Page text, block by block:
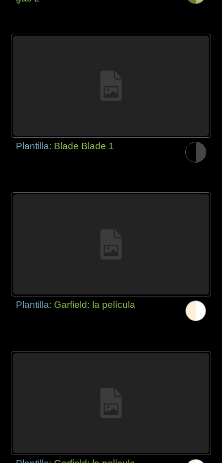
Plantilla: Blade Blade 1
Plantilla: Garfield: la película